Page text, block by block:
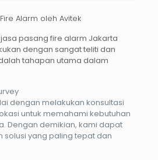
Alarm oleh Avitek
jasa pasang fire alarm Jakarta
dengan sangat teliti dan
tahapan utama dalam
dengan melakukan konsultasi
untuk memahami kebutuhan
Dengan demikian, kami dapat
solusi yang paling tepat dan